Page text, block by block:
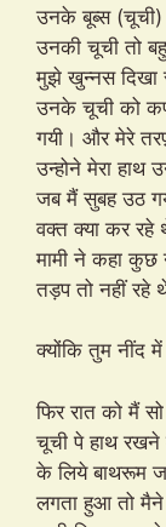
उनके बूब्स (चूची)
उनकी चूची तो
मुझे खुन्नस दिखा
उनके चूची को
गयी। और मेरे
उन्होने मेरा
जब मैं सुबह उठ
वक्त क्या कर
मामी ने कहा कुछ
तड़प तो नहीं रहे
क्योंकि तुम नींद
फिर रात को मैं
चूची पे हाथ
के लिये बाथरूम
लगता हुआ तो